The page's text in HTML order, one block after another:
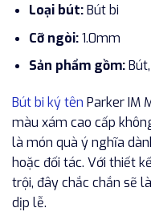
Loại bút:Bút bi
Cỡ ngòi:1.0mm
Sản phẩm gồm:
Bút bi ký tên Parker IM
màu xám cao cấp
là món quà ý nghĩa
hoặc đối tác. Với thiết
trội, đây chắc chắn sẽ
dịp lễ.